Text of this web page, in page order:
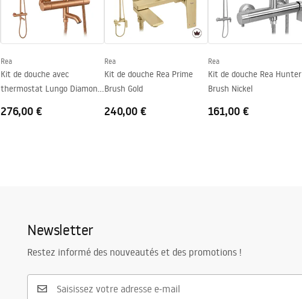
Réversible
24 mois
Oui
Rea
Kit de douche avec
thermostat Lungo Diamond
276,00 €
Rea
Kit de douche Rea Prime
Brush Gold
240,00 €
Rea
Kit de douche Rea Hunter
Brush Nickel
161,00 €
Newsletter
Restez informé des nouveautés et des promotions !